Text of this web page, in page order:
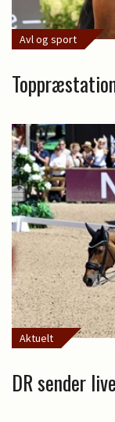
Avl og sport
Aktuelt
DR sender